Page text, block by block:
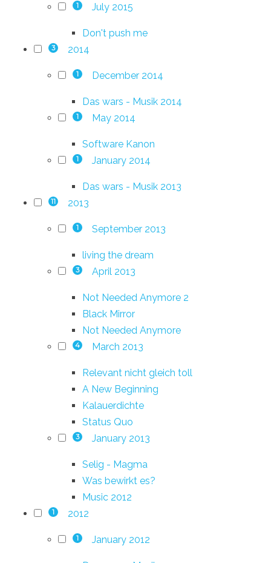
1 July 2015
Don't push me
3 2014
1 December 2014
Das wars - Musik 2014
1 May 2014
Software Kanon
1 January 2014
Das wars - Musik 2013
11 2013
1 September 2013
living the dream
3 April 2013
Not Needed Anymore 2
Black Mirror
Not Needed Anymore
4 March 2013
Relevant nicht gleich toll
A New Beginning
Kalauerdichte
Status Quo
3 January 2013
Selig - Magma
Was bewirkt es?
Music 2012
1 2012
1 January 2012